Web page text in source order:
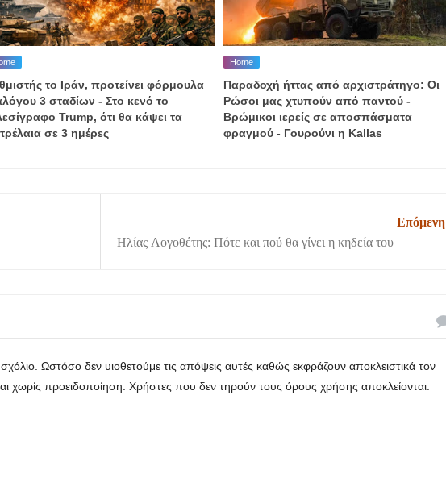
το Ιράν, προτείνει φόρμουλα
3 σταδίων - Στο κενό το
Trump, ότι θα κάψει τα
σε 3 ημέρες
Home
Παραδοχή ήττας από αρχιστράτηγο: Οι
Ρώσοι μας χτυπούν από παντού -
Βρώμικοι ιερείς σε αποσπάσματα
φραγμού - Γουρούνι η Kallas
Επόμενη
Hλίας Λογοθέτης: Πότε και πού θα γίνει η κηδεία του
Ωστόσο δεν υιοθετούμε τις απόψεις αυτές καθώς εκφράζουν αποκλειστικά τον
χωρίς προειδοποίηση. Χρήστες που δεν τηρούν τους όρους χρήσης αποκλείονται.